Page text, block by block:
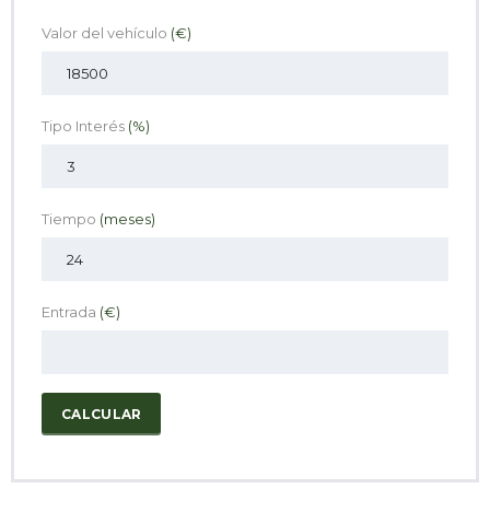
Valor del vehículo (€)
Tipo Interés (%)
Tiempo (meses)
Entrada (€)
CALCULAR